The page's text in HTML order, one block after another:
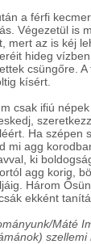
a férfi
Végezetül is
mert az is kéj
hideg
csüngőre.
kísért.
csak ifiú
Ha szépen
mi agg
ki
agg korig,
Három
ekként
Máté
szellemi